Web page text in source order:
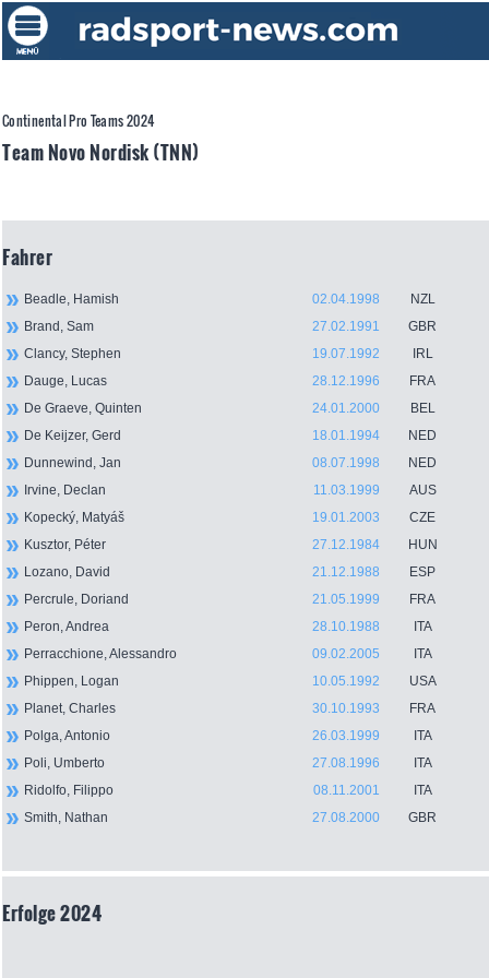
Continental Pro Teams 2024
Team Novo Nordisk (TNN)
Fahrer
Beadle, Hamish 02.04.1998
NZL
Brand, Sam
27.02.1991
GBR
Clancy, Stephen
19.07.1992
IRL
Dauge, Lucas
28.12.1996
FRA
De Graeve, Quinten
24.01.2000
BEL
De Keijzer, Gerd
18.01.1994
NED
Dunnewind, Jan
08.07.1998
NED
Irvine, Declan
11.03.1999
AUS
Kopecký, Matyáš
19.01.2003
CZE
Kusztor, Péter
27.12.1984
HUN
Lozano, David
21.12.1988
ESP
Percrule, Doriand
21.05.1999
FRA
Peron, Andrea
28.10.1988
ITA
Perracchione, Alessandro
09.02.2005
ITA
Phippen, Logan
10.05.1992
USA
Planet, Charles
30.10.1993
FRA
Polga, Antonio
26.03.1999
ITA
Poli, Umberto
27.08.1996
ITA
Ridolfo, Filippo
08.11.2001
ITA
Smith, Nathan
27.08.2000 GBR
Erfolge 2024